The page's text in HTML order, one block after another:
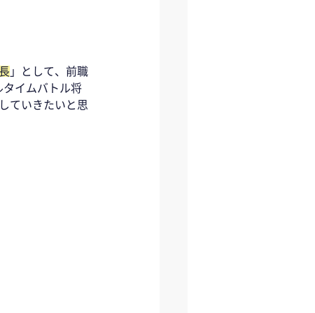
」として、前職
タイムバトル将
ていきたいと思